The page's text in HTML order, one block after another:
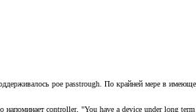
poe passtrough. По крайней мере в
напоминает controller, "You have a device under